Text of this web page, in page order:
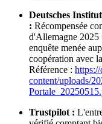
Deutsches
: Récompensée
d'Allemagne 2025
enquête menée
coopération avec
Référence :
content/uploads/
Trustpilot :